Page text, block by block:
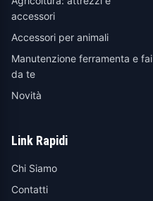
accessori
Accessori per animali
Manutenzione ferramenta e fai
da te
Novità
Link Rapidi
Chi Siamo
Contatti